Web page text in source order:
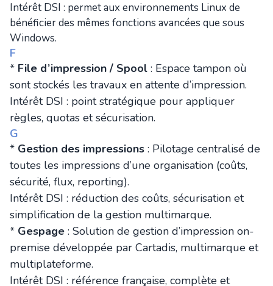
Intérêt DSI : permet aux environnements Linux de
bénéficier des mêmes fonctions avancées que sous
Windows.
F
* File d’impression / Spool : Espace tampon où
sont stockés les travaux en attente d’impression.
Intérêt DSI : point stratégique pour appliquer
règles, quotas et sécurisation.
G
* Gestion des impressions : Pilotage centralisé de
toutes les impressions d’une organisation (coûts,
sécurité, flux, reporting).
Intérêt DSI : réduction des coûts, sécurisation et
simplification de la gestion multimarque.
* Gespage : Solution de gestion d’impression on-
premise développée par Cartadis, multimarque et
multiplateforme.
Intérêt DSI : référence française, complète et